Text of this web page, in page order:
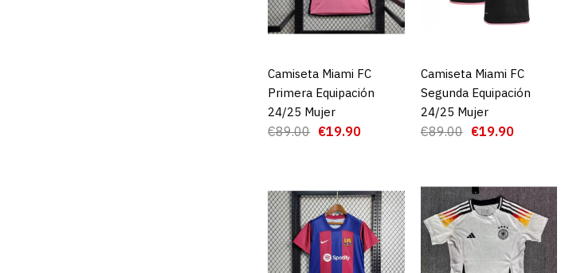
AGREGAR AL CARRO
Camiseta Miami FC
Primera Equipación
24/25 Mujer
€89.00 €19.90
AGREGAR AL CARRO
Camiseta Miami FC
Segunda Equipación
24/25 Mujer
€89.00 €19.90